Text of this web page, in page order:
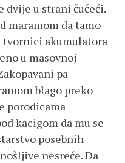
dvije u strani čučeći.
maramom da tamo
tvornici akumulatora
u masovnoj
pa
blago preko
porodicama
kacigom da mu se
posebnih
nesreće. Da